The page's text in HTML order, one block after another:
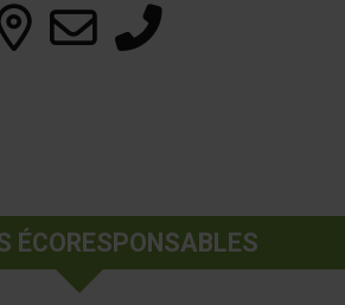
ÉCORESPONSABLES